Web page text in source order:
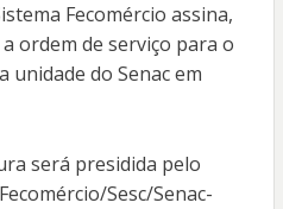
Fecomércio assina,
ordem de serviço para o
unidade do Senac em
será presidida pelo
Sesc/Senac-